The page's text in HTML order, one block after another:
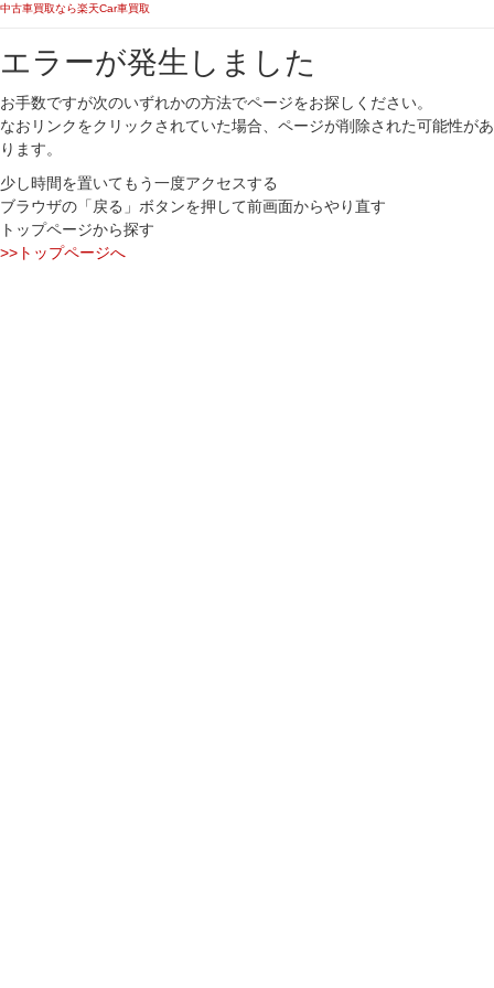
中古車買取なら楽天Car車買取
エラーが発生しました
お手数ですが次のいずれかの方法でページをお探しください。
なおリンクをクリックされていた場合、ページが削除された可能性があ
ります。
少し時間を置いてもう一度アクセスする
ブラウザの「戻る」ボタンを押して前画面からやり直す
トップページから探す
>>トップページへ